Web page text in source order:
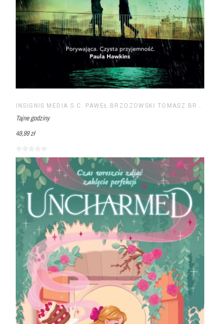
INSIGNIS MEDIA S.C. PAWEŁ BRZOZOWSKI TOMASZ BRZOZOWSKI
Tajne godziny
49,99 zł